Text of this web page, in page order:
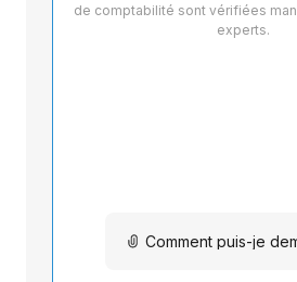
de comptabilité sont vérifiées
experts.